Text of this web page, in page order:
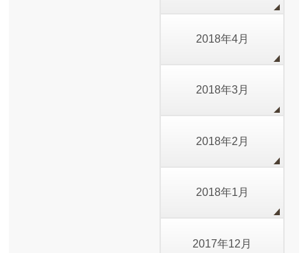
2018年4月
2018年3月
2018年2月
2018年1月
2017年12月